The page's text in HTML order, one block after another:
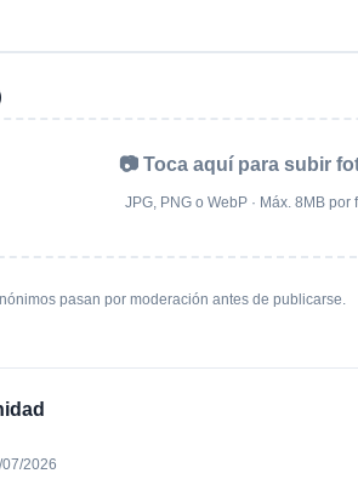
📷 Toca aquí para subir
JPG, PNG o WebP · Máx. 8MB por
pasan por moderación antes de publicarse.
2026